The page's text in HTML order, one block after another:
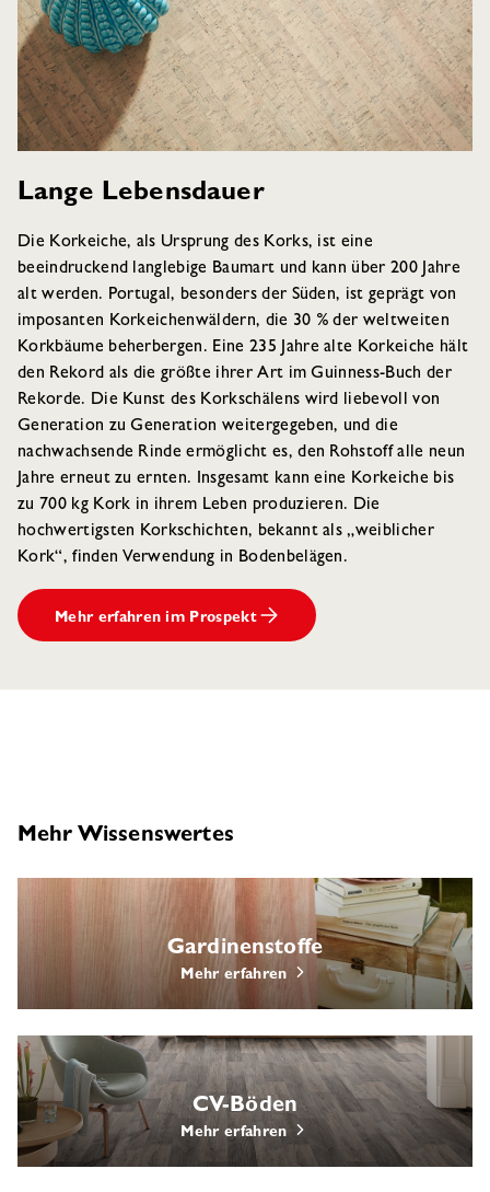
Lange Lebensdauer
Die Korkeiche, als Ursprung des Korks, ist eine
beeindruckend langlebige Baumart und kann über 200 Jahre
alt werden. Portugal, besonders der Süden, ist geprägt von
imposanten Korkeichenwäldern, die 30 % der weltweiten
Korkbäume beherbergen. Eine 235 Jahre alte Korkeiche hält
den Rekord als die größte ihrer Art im Guinness-Buch der
Rekorde. Die Kunst des Korkschälens wird liebevoll von
Generation zu Generation weitergegeben, und die
nachwachsende Rinde ermöglicht es, den Rohstoff alle neun
Jahre erneut zu ernten. Insgesamt kann eine Korkeiche bis
zu 700 kg Kork in ihrem Leben produzieren. Die
hochwertigsten Korkschichten, bekannt als „weiblicher
Kork“, finden Verwendung in Bodenbelägen.
Mehr erfahren im Prospekt
Mehr Wissenswertes
Gardinenstoffe
Mehr erfahren
CV-Böden
Mehr erfahren